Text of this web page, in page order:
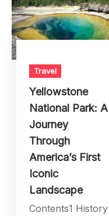
Travel
Yellowstone
National Park: A
Journey
Through
America’s First
Iconic
Landscape
Contents1 History